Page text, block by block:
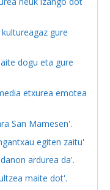
gure
dogu eta gure
etxurea emotea
San Mamesen'.
egiten zaitu'
ardurea da'.
maite dot'.